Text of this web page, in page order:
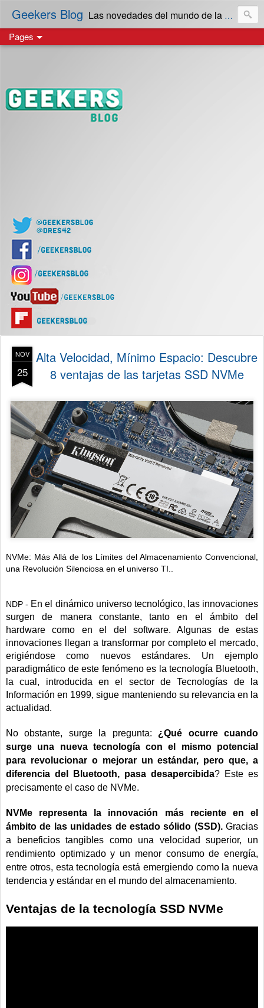
Geekers Blog Las novedades del mundo de la Tecnología y cultura Geek! en Español | Creado en El Salvador
Pages
NOV
25
Alta Velocidad, Mínimo Espacio: Descubre
8 ventajas de las tarjetas SSD NVMe
NVMe: Más Allá de los Límites del Almacenamiento Convencional,
una Revolución Silenciosa en el universo TI..
NDP - En el dinámico universo tecnológico, las innovaciones
surgen de manera constante, tanto en el ámbito del
hardware como en el del software. Algunas de estas
innovaciones llegan a transformar por completo el mercado,
erigiéndose como nuevos estándares. Un ejemplo
paradigmático de este fenómeno es la tecnología Bluetooth,
la cual, introducida en el sector de Tecnologías de la
Información en 1999, sigue manteniendo su relevancia en la
actualidad.
No obstante, surge la pregunta: ¿Qué ocurre cuando
surge una nueva tecnología con el mismo potencial
para revolucionar o mejorar un estándar, pero que, a
diferencia del Bluetooth, pasa desapercibida? Este es
precisamente el caso de NVMe.
NVMe representa la innovación más reciente en el
ámbito de las unidades de estado sólido (SSD).Gracias
a beneficios tangibles como una velocidad superior, un
rendimiento optimizado y un menor consumo de energía,
entre otros, esta tecnología está emergiendo como la nueva
tendencia y estándar en el mundo del almacenamiento.
Ventajas de la tecnología SSD NVMe